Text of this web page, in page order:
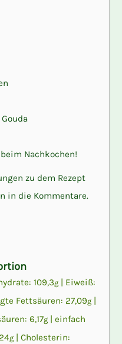
Nachkochen!
zu dem Rezept
in die Kommentare.
109,3g
Eiweiß:
Fettsäuren: 27,09g
6,17g
einfach
g
Cholesterin: